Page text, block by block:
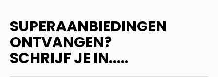
SUPERAANBIEDINGEN
ONTVANGEN?
SCHRIJF JE IN.....